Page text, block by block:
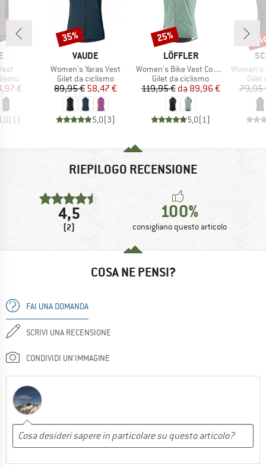
ridotto
€
(1)
MARCHIO
VAUDE
Articolo
Women's Yaras Vest
Gruppo di prodotti
Gilet da ciclismo
Prezzo
89,95 €Prezzo ridotto
58,47 €
5,0(3)
Sconto
35%
MARCHIO
LÖFFLER
Articolo
Women's Bike Vest Comfort Fit WPM Pocket
Gruppo di prodotti
Gilet da ciclismo
Prezzo
119,95 € Prezzo ridotto
da 89,96 €
5,0(1)
Sconto
25%
Articolo
Women's
Gilet
79,95
RIEPILOGO RECENSIONE
4,5
(2)
100%
consigliano questo articolo
COSA NE PENSI?
FAI UNA DOMANDA
SCRIVI UNA RECENSIONE
CONDIVIDI UN'IMMAGINE